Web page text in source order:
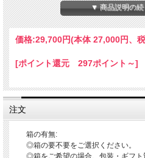
りとした白さに所々に皹文が不均一に表現
◎底部はろくろで作った後に糸で切った跡
ます。
◎やや細めですので狭小スペースにも置く
場所に置くことができます。
又、窓の部分だけに生けたり口と窓との両
◎外寸法・本体径約8.5cm ・高さ約
「鬼白という作風」
伝統的工芸品萩焼の指定材料にある萩焼の
入れて水曳きし、乾燥させながら高台や高
させて素焼きをし、稲刈りをした後のわら
ぷり掛け酸化焼成で本焼をします。
▼ 商品説明の
価格:29,700円(本体 27,000円、
[ポイント還元 297ポイント～]
注文
箱の有無:
◎箱の要不要をご選択ください。
◎箱をご希望の場合、包装・ギフト